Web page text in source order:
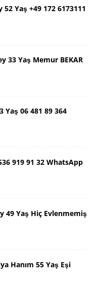
Yaş +49 172 6173111
33 Yaş Memur BEKAR
Yaş 06 481 89 364
919 91 32 WhatsApp
49 Yaş Hiç Evlenmemiş
Hanım 55 Yaş Eşi